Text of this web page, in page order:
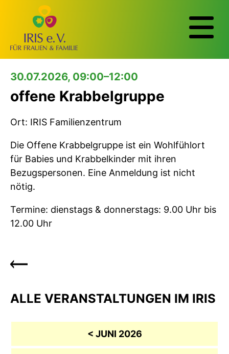
30.07.2026, 09:00–12:00
offene Krabbelgruppe
Ort: IRIS Familienzentrum
Die Offene Krabbelgruppe ist ein Wohlfühlort
für Babies und Krabbelkinder mit ihren
Bezugspersonen. Eine Anmeldung ist nicht
nötig.
Termine: dienstags & donnerstags: 9.00 Uhr bis
12.00 Uhr
ALLE VERANSTALTUNGEN IM IRIS
< JUNI 2026